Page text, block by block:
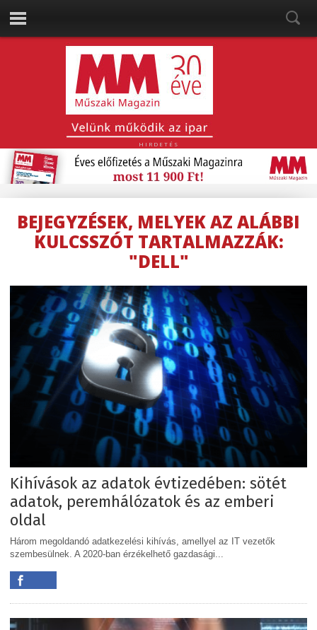
HIRDETÉS
BEJEGYZÉSEK, MELYEK AZ ALÁBBI
KULCSSZÓT TARTALMAZZÁK:
"DELL"
Kihívások az adatok évtizedében: sötét
adatok, peremhálózatok és az emberi
oldal
Három megoldandó adatkezelési kihívás, amellyel az IT vezetők
szembesülnek. A 2020-ban érzékelhető gazdasági...